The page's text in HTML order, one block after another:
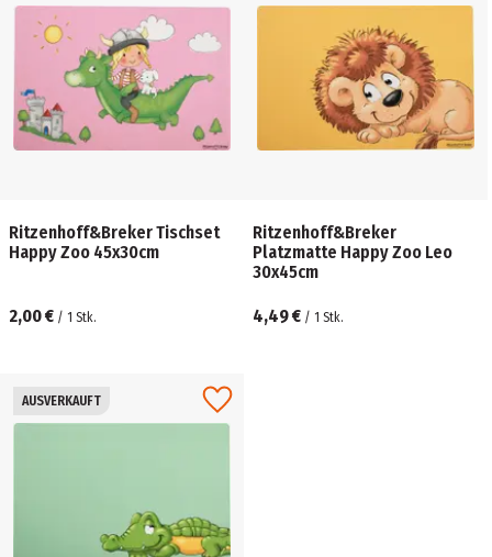
Ritzenhoff&Breker Tischset
Happy Zoo 45x30cm
2,00 € / 1 Stk.
Ritzenhoff&Breker
Platzmatte Happy Zoo Leo
30x45cm
4,49 € / 1 Stk.
AUSVERKAUFT